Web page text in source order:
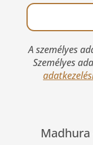
A személyes
Személyes
Madhura